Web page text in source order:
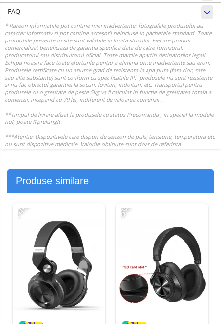
FAQ
Produse similare
-14% -8%